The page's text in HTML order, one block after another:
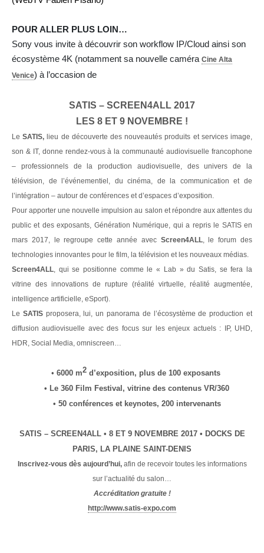
POUR ALLER PLUS LOIN…
Sony vous invite à découvrir son workflow IP/Cloud ainsi son
écosystème 4K (notamment sa nouvelle caméra Cine Alta
Venice) à l’occasion de
SATIS – SCREEN4ALL 2017
LES 8 ET 9 NOVEMBRE !
Le SATIS, lieu de découverte des nouveautés produits et services image,
son & IT, donne rendez-vous à la communauté audiovisuelle francophone
– professionnels de la production audiovisuelle, des univers de la
télévision, de l’événementiel, du cinéma, de la communication et de
l’intégration – autour de conférences et d’espaces d’exposition.
Pour apporter une nouvelle impulsion au salon et répondre aux attentes du
public et des exposants, Génération Numérique, qui a repris le SATIS en
mars 2017, le regroupe cette année avec Screen4ALL, le forum des
technologies innovantes pour le film, la télévision et les nouveaux médias.
Screen4ALL, qui se positionne comme le « Lab » du Satis, se fera la
vitrine des innovations de rupture (réalité virtuelle, réalité augmentée,
intelligence artificielle, eSport).
Le SATISproposera, lui, un panorama de l’écosystème de production et
diffusion audiovisuelle avec des focus sur les enjeux actuels : IP, UHD,
HDR, Social Media, omniscreen…
• 6000 m2d’exposition, plus de 100 exposants
• Le 360 Film Festival, vitrine des contenus VR/360
• 50 conférences et keynotes, 200 intervenants
SATIS – SCREEN4ALL • 8 ET 9 NOVEMBRE 2017 • DOCKS DE
PARIS, LA PLAINE SAINT-DENIS
Inscrivez-vous dès aujourd’hui,afin de recevoir toutes les informations
sur l’actualité du salon…
Accréditation gratuite !
http://www.satis-expo.com